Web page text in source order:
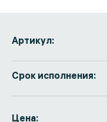
Артикул:
Срок исполнения:
Цена: